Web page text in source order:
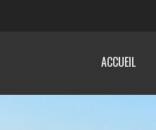
ACCUEIL